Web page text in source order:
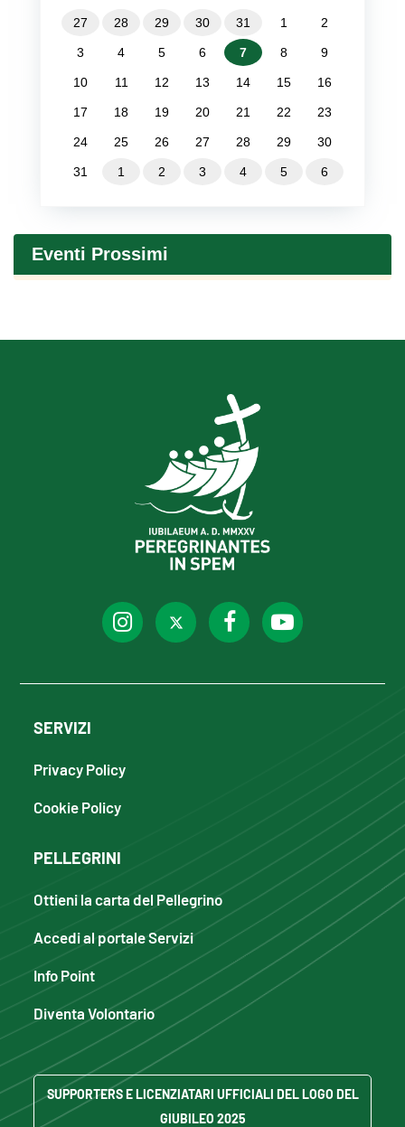
27 28 29 30 31 1 2
3 4 5 6 7 8 9
10 11 12 13 14 15 16
17 18 19 20 21 22 23
24 25 26 27 28 29 30
31 1 2 3 4 5 6
Eventi Prossimi
SERVIZI
Privacy Policy
Cookie Policy
PELLEGRINI
Ottieni la carta del Pellegrino
Accedi al portale Servizi
Info Point
Diventa Volontario
SUPPORTERS E LICENZIATARI UFFICIALI DEL LOGO DEL
GIUBILEO 2025